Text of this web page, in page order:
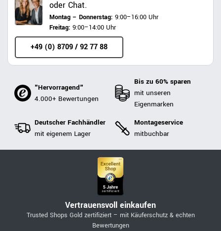
oder Chat.
Montag – Donnerstag: 9:00–16:00 Uhr
Freitag: 9:00–14:00 Uhr
+49 (0) 8709 / 92 77 88
"Hervorragend"
4.000+ Bewertungen
Bis zu 60% sparen
mit unseren
Eigenmarken
Deutscher Fachhändler
mit eigenem Lager
Montageservice
mitbuchbar
Vertrauensvoll einkaufen
Trusted Shops Gold zertifiziert – mit Käuferschutz & echten
Bewertungen